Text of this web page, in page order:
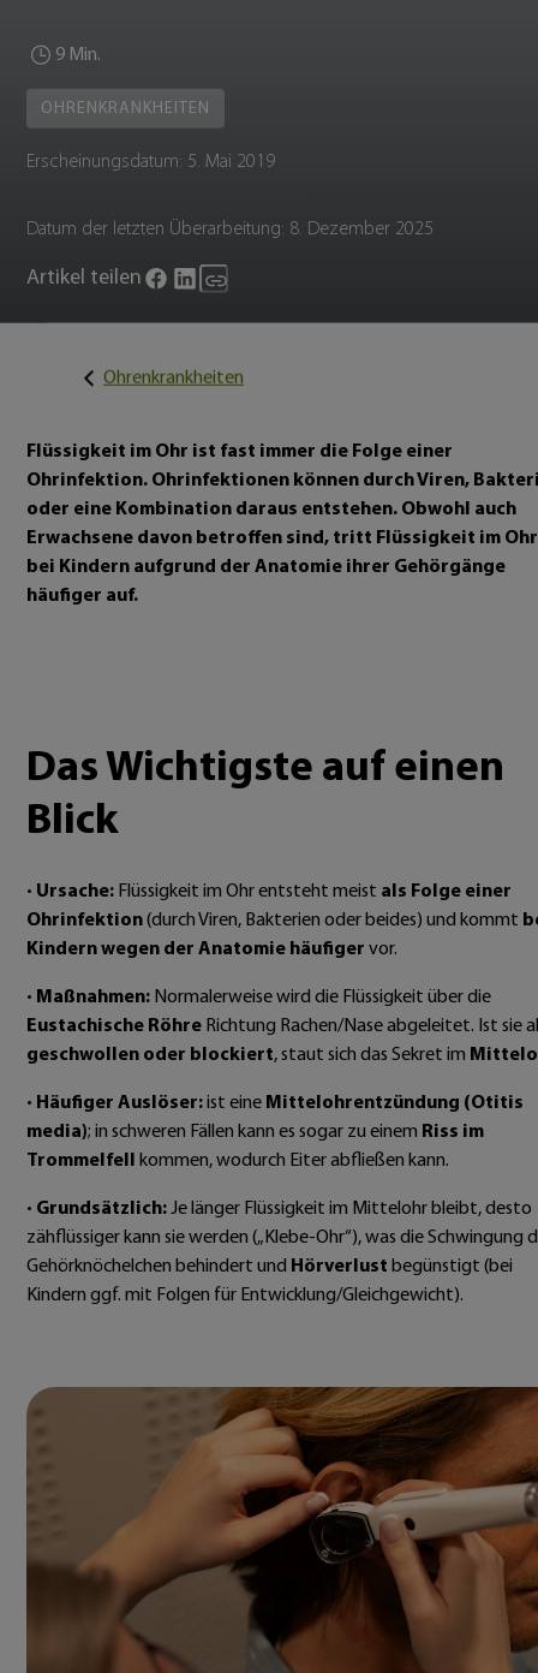
9 Min.
OHRENKRANKHEITEN
Erscheinungsdatum: 5. Mai 2019
Datum der letzten Überarbeitung: 8. Dezember 2025
Artikel teilen
Ohrenkrankheiten
Flüssigkeit im Ohr ist fast immer die Folge einer
Ohrinfektion. Ohrinfektionen können durch Viren,
oder eine Kombination daraus entstehen. Obwohl auch
Erwachsene davon betroffen sind, tritt Flüssigkeit im Ohr
bei Kindern aufgrund der Anatomie ihrer Gehörgänge
häufiger auf.
Das Wichtigste auf einen
Blick
• Ursache: Flüssigkeit im Ohr entsteht meist als Folge einer
Ohrinfektion(durch Viren, Bakterien oder beides) und kommt
Kindern wegen der Anatomie häufiger vor.
• Maßnahmen: Normalerweise wird die Flüssigkeit über die
Eustachische Röhre Richtung Rachen/Nase abgeleitet. Ist sie
geschwollen oder blockiert, staut sich das Sekret im
• Häufiger Auslöser:ist eine Mittelohrentzündung (Otitis
media); in schweren Fällen kann es sogar zu einem Riss im
Trommelfell
kommen, wodurch Eiter abfließen kann.
• Grundsätzlich:Je länger Flüssigkeit im Mittelohr bleibt, desto
zähflüssiger kann sie werden („Klebe-Ohr“), was die Schwingung
Gehörknöchelchen behindert und Hörverlust begünstigt (bei
Kindern ggf. mit Folgen für Entwicklung/Gleichgewicht).